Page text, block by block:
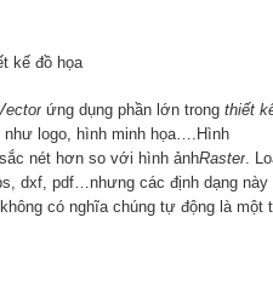
ứng dụng phần lớn trong thiết
như logo, hình minh họa….Hình
nét hơn so với hình ảnhRaster.
dxf, pdf…nhưng các định dạng này
có nghĩa chúng tự động là một